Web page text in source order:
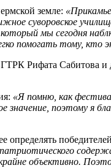
земле:
суворовское
мы сегодня
помогать тому, кто
ВГТРК Рифата
«Я помню, как
поэтому я
определять
объективно.